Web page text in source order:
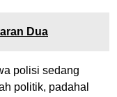
Dua
polisi sedang
politik, padahal